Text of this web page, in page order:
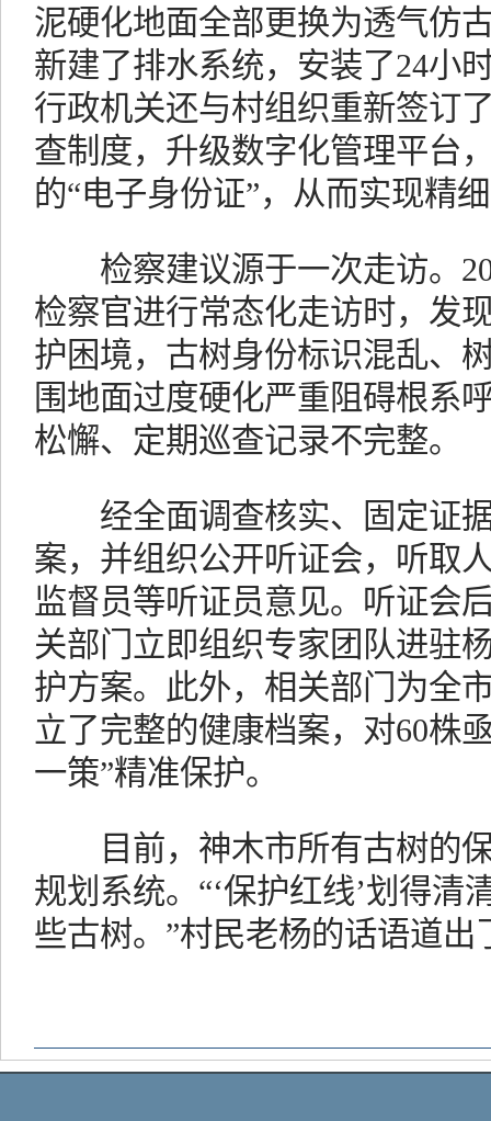
泥硬化地面全部更换为透气仿
新建了排水系统，安装了24小
行政机关还与村组织重新签订
查制度，升级数字化管理平台
的“电子身份证”，从而实现精
检察建议源于一次走访。
检察官进行常态化走访时，发
护困境，古树身份标识混乱、
围地面过度硬化严重阻碍根系
松懈、定期巡查记录不完整。
经全面调查核实、固定证据
案，并组织公开听证会，听取
监督员等听证员意见。听证会
关部门立即组织专家团队进驻
护方案。此外，相关部门为全
立了完整的健康档案，对60株
一策”精准保护。
目前，神木市所有古树的保
规划系统。“‘保护红线’划得清
些古树。”村民老杨的话语道出